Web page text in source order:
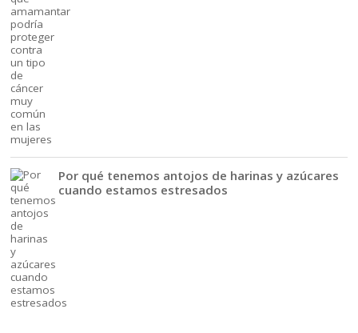
Por qué tenemos antojos de harinas y azúcares
cuando estamos estresados